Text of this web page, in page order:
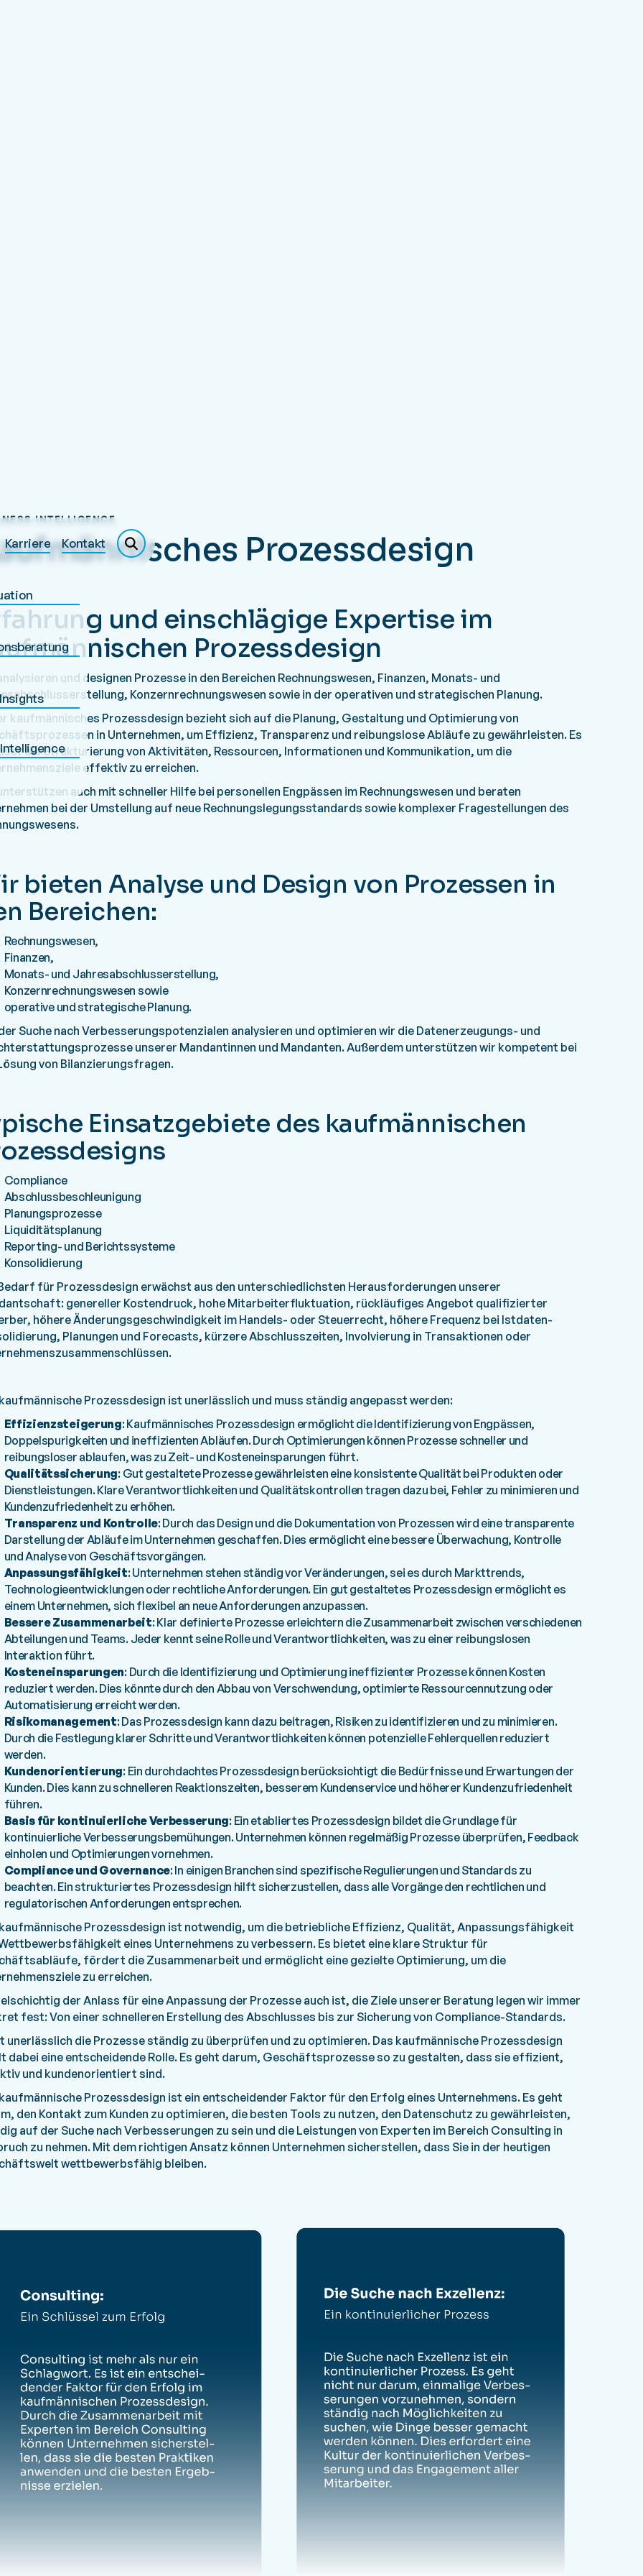
Karriere Kontakt
INTELLIGENCE
Prozessdesign
und einschlägige Expertise im
Prozessdesign
und designen Prozesse in den Bereichen Rechnungswesen, Finanzen, Monats- und
Konzernrechnungswesen sowie in der operativen und strategischen Planung.
kaufmännisches Prozessdesign bezieht sich auf die Planung, Gestaltung und Optimierung von
in Unternehmen, um Effizienz, Transparenz und reibungslose Abläufe zu gewährleisten. Es
die Strukturierung von Aktivitäten, Ressourcen, Informationen und Kommunikation, um die
effektiv zu erreichen.
auch mit schneller Hilfe bei personellen Engpässen im Rechnungswesen und beraten
bei der Umstellung auf neue Rechnungslegungsstandards sowie komplexer Fragestellungen des
bieten Analyse und Design von Prozessen in
Bereichen:
Rechnungswesen,
Finanzen,
Monats- und Jahresabschlusserstellung,
Konzernrechnungswesen sowie
operative und strategische Planung.
Suche nach Verbesserungspotenzialen analysieren und optimieren wir die Datenerzeugungs- und
unserer Mandantinnen und Mandanten. Außerdem unterstützen wir kompetent bei
von Bilanzierungsfragen.
Einsatzgebiete des kaufmännischen
Compliance
Abschlussbeschleunigung
Planungsprozesse
Liquiditätsplanung
Reporting- und Berichtssysteme
Konsolidierung
für Prozessdesign erwächst aus den unterschiedlichsten Herausforderungen unserer
genereller Kostendruck, hohe Mitarbeiterfluktuation, rückläufiges Angebot qualifizierter
höhere Änderungsgeschwindigkeit im Handels- oder Steuerrecht, höhere Frequenz bei Istdaten-
Planungen und Forecasts, kürzere Abschlusszeiten, Involvierung in Transaktionen oder
Prozessdesign ist unerlässlich und muss ständig angepasst werden:
Effizienzsteigerung: Kaufmännisches Prozessdesign ermöglicht die Identifizierung von Engpässen,
Doppelspurigkeiten und ineffizienten Abläufen. Durch Optimierungen können Prozesse schneller und
reibungsloser ablaufen, was zu Zeit- und Kosteneinsparungen führt.
Qualitätssicherung: Gut gestaltete Prozesse gewährleisten eine konsistente Qualität bei Produkten oder
Dienstleistungen. Klare Verantwortlichkeiten und Qualitätskontrollen tragen dazu bei, Fehler zu minimieren und
Kundenzufriedenheit zu erhöhen.
Transparenz und Kontrolle: Durch das Design und die Dokumentation von Prozessen wird eine transparente
Darstellung der Abläufe im Unternehmen geschaffen. Dies ermöglicht eine bessere Überwachung, Kontrolle
und Analyse von Geschäftsvorgängen.
Anpassungsfähigkeit: Unternehmen stehen ständig vor Veränderungen, sei es durch Markttrends,
Technologieentwicklungen oder rechtliche Anforderungen. Ein gut gestaltetes Prozessdesign ermöglicht es
einem Unternehmen, sich flexibel an neue Anforderungen anzupassen.
Bessere Zusammenarbeit: Klar definierte Prozesse erleichtern die Zusammenarbeit zwischen verschiedenen
Abteilungen und Teams. Jeder kennt seine Rolle und Verantwortlichkeiten, was zu einer reibungslosen
Interaktion führt.
Kosteneinsparungen: Durch die Identifizierung und Optimierung ineffizienter Prozesse können Kosten
reduziert werden. Dies könnte durch den Abbau von Verschwendung, optimierte Ressourcennutzung oder
Automatisierung erreicht werden.
Risikomanagement: Das Prozessdesign kann dazu beitragen, Risiken zu identifizieren und zu minimieren.
Durch die Festlegung klarer Schritte und Verantwortlichkeiten können potenzielle Fehlerquellen reduziert
werden.
Kundenorientierung: Ein durchdachtes Prozessdesign berücksichtigt die Bedürfnisse und Erwartungen der
Kunden. Dies kann zu schnelleren Reaktionszeiten, besserem Kundenservice und höherer Kundenzufriedenheit
führen.
Basis für kontinuierliche Verbesserung: Ein etabliertes Prozessdesign bildet die Grundlage für
kontinuierliche Verbesserungsbemühungen. Unternehmen können regelmäßig Prozesse überprüfen, Feedback
einholen und Optimierungen vornehmen.
Compliance und Governance: In einigen Branchen sind spezifische Regulierungen und Standards zu
beachten. Ein strukturiertes Prozessdesign hilft sicherzustellen, dass alle Vorgänge den rechtlichen und
regulatorischen Anforderungen entsprechen.
Prozessdesign ist notwendig, um die betriebliche Effizienz, Qualität, Anpassungsfähigkeit
eines Unternehmens zu verbessern. Es bietet eine klare Struktur für
fördert die Zusammenarbeit und ermöglicht eine gezielte Optimierung, um die
zu erreichen.
der Anlass für eine Anpassung der Prozesse auch ist, die Ziele unserer Beratung legen wir immer
fest: Von einer schnelleren Erstellung des Abschlusses bis zur Sicherung von Compliance-Standards.
unerlässlich die Prozesse ständig zu überprüfen und zu optimieren. Das kaufmännische Prozessdesign
dabei eine entscheidende Rolle. Es geht darum, Geschäftsprozesse so zu gestalten, dass sie effizient,
und kundenorientiert sind.
Prozessdesign ist ein entscheidender Faktor für den Erfolg eines Unternehmens. Es geht
den Kontakt zum Kunden zu optimieren, die besten Tools zu nutzen, den Datenschutz zu gewährleisten,
auf der Suche nach Verbesserungen zu sein und die Leistungen von Experten im Bereich Consulting in
zu nehmen. Mit dem richtigen Ansatz können Unternehmen sicherstellen, dass Sie in der heutigen
wettbewerbsfähig bleiben.